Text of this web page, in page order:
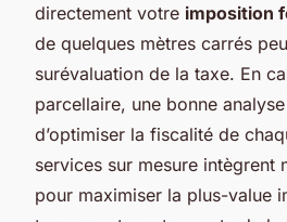
directement votre imposition
de quelques mètres carrés
surévaluation de la taxe. En
parcellaire, une bonne
d’optimiser la fiscalité de
services sur mesure intègrent
pour maximiser la plus-value